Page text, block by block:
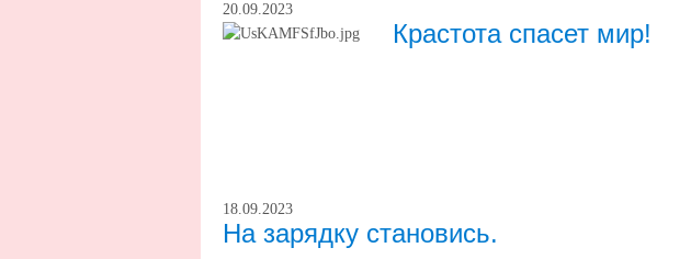
20.09.2023
Крастота спасет мир!
18.09.2023
На зарядку становись.